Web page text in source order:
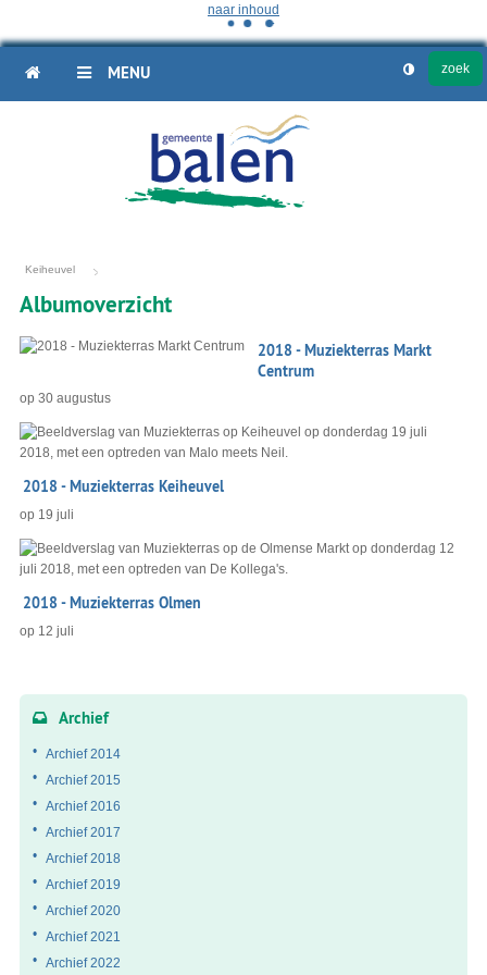
naar inhoud
HOME MENU
Keiheuvel
Albumoverzicht
Fotoalbum
2018 - Muziekterras Markt
Centrum
op 30 augustus
2018 - Muziekterras Keiheuvel
op 19 juli
2018 - Muziekterras Olmen
op 12 juli
Archief
Archief 2014
Archief 2015
Archief 2016
Archief 2017
Archief 2018
Archief 2019
Archief 2020
Archief 2021
Archief 2022